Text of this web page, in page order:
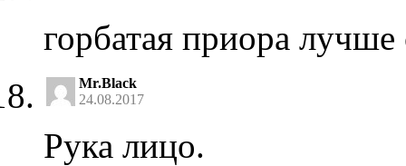
горбатая приора
Mr.Black
24.08.2017
Рука лицо.